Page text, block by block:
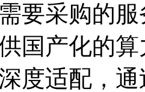
要采购的
国产化的算
度适配